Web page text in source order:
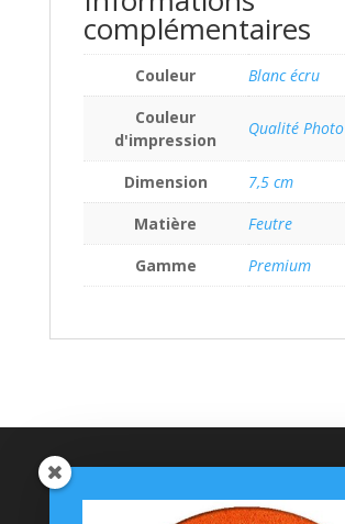
complémentaires
Couleur
Blanc écru
Couleur
d'impression
Qualité Photo
Dimension
7,5 cm
Matière
Feutre
Gamme
Premium
Catégories de produits
Coussinets Personnalisés